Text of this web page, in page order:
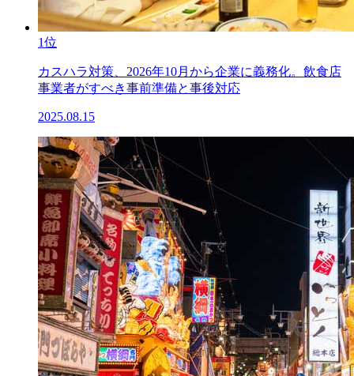
1位
カスハラ対策、2026年10月から企業に義務化。飲食店
事業者がすべき事前準備と事後対応
2025.08.15